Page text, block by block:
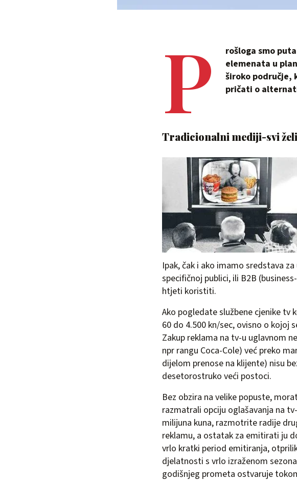
P
rošloga smo
elemenata u
široko područje,
pričati o
Tradicionalni mediji-svi
Ipak, čak i ako imamo sredstava
specifičnoj publici, ili B2B
htjeti koristiti.
Ako pogledate službene cjenike tv
60 do 4.500 kn/sec, ovisno o kojoj
Zakup reklama na tv-u uglavnom
npr rangu Coca-Cole) već preko
dijelom prenose na klijente) nisu
desetorostruko veći postoci.
Bez obzira na velike popuste,
razmatrali opciju oglašavanja na
milijuna kuna, razmotrite radije
reklamu, a ostatak za emitirati ju
vrlo kratki period emitiranja,
djelatnosti s vrlo izraženom
godišnjeg prometa ostvaruje